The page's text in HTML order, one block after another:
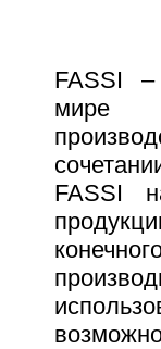
FASSI
–
мире
FASSI